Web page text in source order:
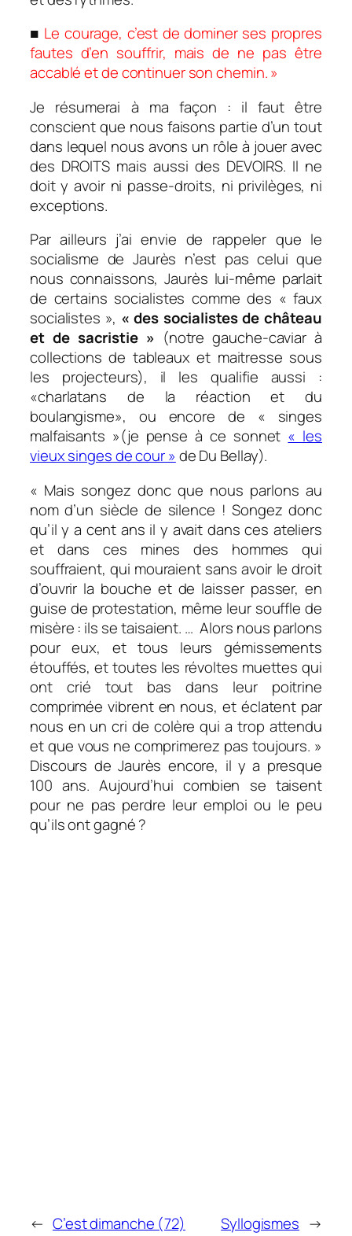
■ Le courage, c’est de dominer ses propres
fautes d’en souffrir, mais de ne pas être
accablé et de continuer son chemin. »
Je résumerai à ma façon : il faut être
conscient que nous faisons partie d’un tout
dans lequel nous avons un rôle à jouer avec
des DROITS mais aussi des DEVOIRS. Il ne
doit y avoir ni passe-droits, ni privilèges, ni
exceptions.
Par ailleurs j’ai envie de rappeler que le
socialisme de Jaurès n’est pas celui que
nous connaissons, Jaurès lui-même parlait
de certains socialistes comme des « faux
socialistes », « des socialistes de château
et de sacristie » (notre gauche-caviar à
collections de tableaux et maitresse sous
les projecteurs), il les qualifie aussi :
«charlatans de la réaction et du
boulangisme», ou encore de « singes
malfaisants »(je pense à ce sonnet « les
vieux singes de cour » de Du Bellay).
« Mais songez donc que nous parlons au
nom d’un siècle de silence ! Songez donc
qu’il y a cent ans il y avait dans ces ateliers
et dans ces mines des hommes qui
souffraient, qui mouraient sans avoir le droit
d’ouvrir la bouche et de laisser passer, en
guise de protestation, même leur souffle de
misère : ils se taisaient. … Alors nous parlons
pour eux, et tous leurs gémissements
étouffés, et toutes les révoltes muettes qui
ont crié tout bas dans leur poitrine
comprimée vibrent en nous, et éclatent par
nous en un cri de colère qui a trop attendu
et que vous ne comprimerez pas toujours. »
Discours de Jaurès encore, il y a presque
100 ans. Aujourd’hui combien se taisent
pour ne pas perdre leur emploi ou le peu
qu’ils ont gagné ?
← C’est dimanche (72) Syllogismes →